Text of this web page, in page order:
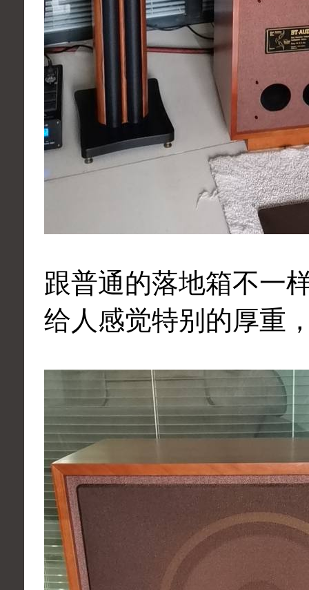
跟普通的落地箱不一
给人感觉特别的厚重